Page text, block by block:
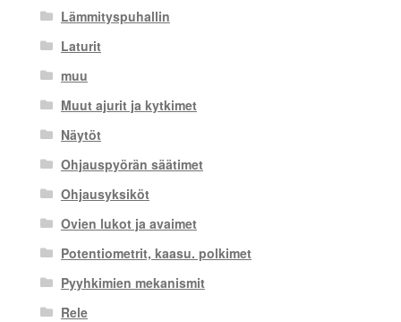
Lämmityspuhallin
Laturit
muu
Muut ajurit ja kytkimet
Näytöt
Ohjauspyörän säätimet
Ohjausyksiköt
Ovien lukot ja avaimet
Potentiometrit, kaasu. polkimet
Pyyhkimien mekanismit
Rele